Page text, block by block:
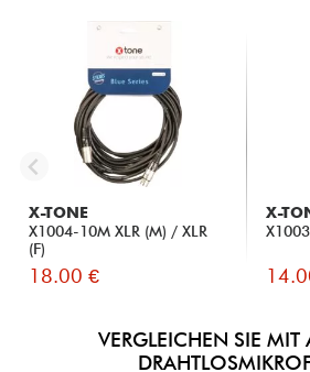
Kondensatormikrofone verwenden.
An Techniker und
schnell zu installierende drahtlose
An Content-Ersteller und
reduzieren möchten.
Mobile Musikerinnen und Musiker,
für mobile Auftritte benötigen.
Nutzer von XLR-
Audioqualität ohne
X-TONE
X1004-10M XLR (M) / XLR
(F)
18.00 €
X-
VERGLEICHEN SIE MIT